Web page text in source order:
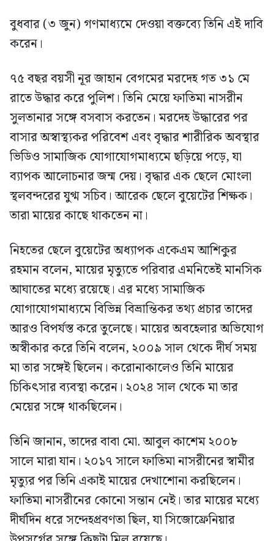
বুধবার (৩ জুন) গণমাধ্যমে দেওয়া বক্তব্যে তিনি এই দাবি
করেন।
৭৫ বছর বয়সী নূর জাহান বেগমের মরদেহ গত ৩১ মে
রাতে উদ্ধার করে পুলিশ। তিনি মেয়ে ফাতিমা নাসরীন
সুলতানার সঙ্গে বসবাস করতেন। মরদেহ উদ্ধারের পর
বাসার অস্বাস্থ্যকর পরিবেশ এবং বৃদ্ধার শারীরিক অবস্থার
ভিডিও সামাজিক যোগাযোগমাধ্যমে ছড়িয়ে পড়ে, যা
ব্যাপক আলোচনার জন্ম দেয়। বৃদ্ধার এক ছেলে মোংলা
স্থলবন্দরের যুগ্ম সচিব। আরেক ছেলে বুয়েটের শিক্ষক।
তারা মায়ের কাছে থাকতেন না।
নিহতের ছেলে বুয়েটের অধ্যাপক একেএম আশিকুর
রহমান বলেন, মায়ের মৃত্যুতে পরিবার এমনিতেই মানসিক
আঘাতের মধ্যে রয়েছে। এর মধ্যে সামাজিক
যোগাযোগমাধ্যমে বিভিন্ন বিভ্রান্তিকর তথ্য প্রচার তাদের
আরও বিপর্যস্ত করে তুলেছে। মায়ের অবহেলার অভিযোগ
অস্বীকার করে তিনি বলেন, ২০০৯ সাল থেকে দীর্ঘ সময়
মা তার সঙ্গেই ছিলেন। করোনাকালেও তিনি মায়ের
চিকিৎসার ব্যবস্থা করেন। ২০২৪ সাল থেকে মা তার
মেয়ের সঙ্গে থাকছিলেন।
তিনি জানান, তাদের বাবা মো. আবুল কাশেম ২০০৮
সালে মারা যান। ২০১৭ সালে ফাতিমা নাসরীনের স্বামীর
মৃত্যুর পর তিনি একাই মায়ের দেখাশোনা করছিলেন।
ফাতিমা নাসরীনের কোনো সন্তান নেই। তার মায়ের মধ্যে
দীর্ঘদিন ধরে সন্দেহপ্রবণতা ছিল, যা সিজোফ্রেনিয়ার